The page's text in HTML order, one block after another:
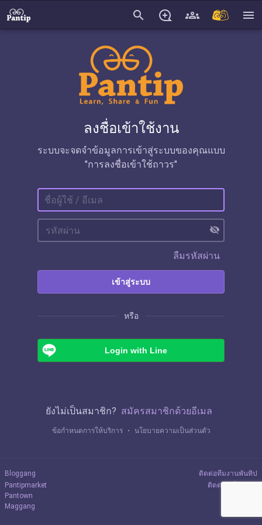
search menu
ลงชื่อเข้าใช้งาน
ระบบจะจดจำข้อมูลการเข้าสู่ระบบของคุณแบบ
"การลงชื่อเข้าใช้ถาวร"
visibility_off
ลืมรหัสผ่าน
เข้าสู่ระบบ
หรือ
Login with Line
ยังไม่เป็นสมาชิก? สมัครสมาชิกด้วยอีเมล
ข้อกำหนดการให้บริการ ・ นโยบายความเป็นส่วนตัว
Bloggang
Pantipmarket
Pantown
Maggang
ติดต่อทีมงานพันทิป
ติดต่อลงโฆษณา